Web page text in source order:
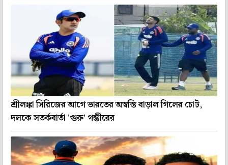
শ্রীলঙ্কা সিরিজের আগে ভারতের অস্বস্তি বাড়াল গিলের চোট,
দলকে সতর্কবার্তা 'গুরু' গম্ভীরের